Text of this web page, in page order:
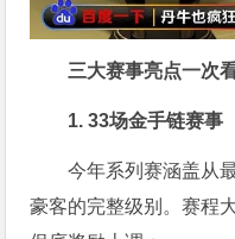
三大赛事亮点一次
1. 33场金手链赛事
今年系列赛涵盖从
豪客的完整级别。赛程